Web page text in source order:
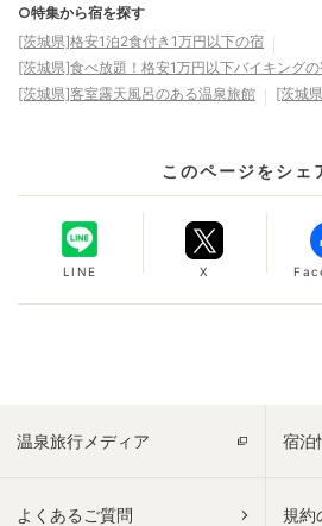
○特集から宿を探す
[茨城県]格安1泊2食付き1万円以下の宿
[茨城県]食べ放題！格安1万円以下バイキング
[茨城県]客室露天風呂のある温泉旅館
[茨城
このページをシェ
LINE X
温泉旅行メディア 宿泊
よくあるご質問 規約